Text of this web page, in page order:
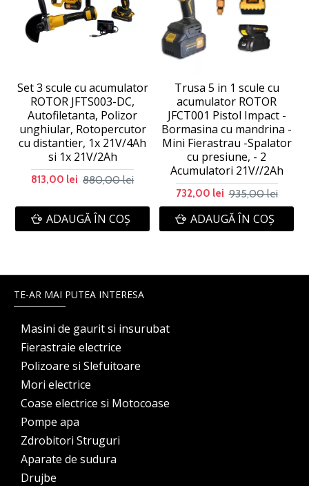
Set 3 scule cu acumulator
ROTOR JFTS003-DC,
Autofiletanta, Polizor
unghiular, Rotopercutor
cu distantier, 1x 21V/4Ah
si 1x 21V/2Ah
813,00 lei 880,00 lei
ADAUGĂ ÎN COŞ
Trusa 5 in 1 scule cu
acumulator ROTOR
JFCT001 Pistol Impact -
Bormasina cu mandrina -
Mini Fierastrau -Spalator
cu presiune, - 2
Acumulatori 21V//2Ah
732,00 lei 935,00 lei
ADAUGĂ ÎN COŞ
TE-AR MAI PUTEA INTERESA
Masini de gaurit si insurubat
Fierastraie electrice
Polizoare si Slefuitoare
Mori electrice
Coase electrice si Motocoase
Pompe apa
Zdrobitori Struguri
Aparate de sudura
Drujbe